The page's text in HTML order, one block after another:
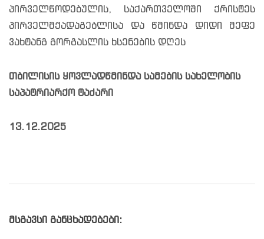
პირველწოდებულის, საქართველოში ქრისტეს
პირველმქადაგებლისა და წმინდა დიდი მეფე
ვახტანგ გორგასლის ხსენების დღეს
თბილისის ყოვლადწმინდა სამების სახელობის
საპატრიარქო ტაძარი
13.12.2025
მსგავსი განცხადებები: